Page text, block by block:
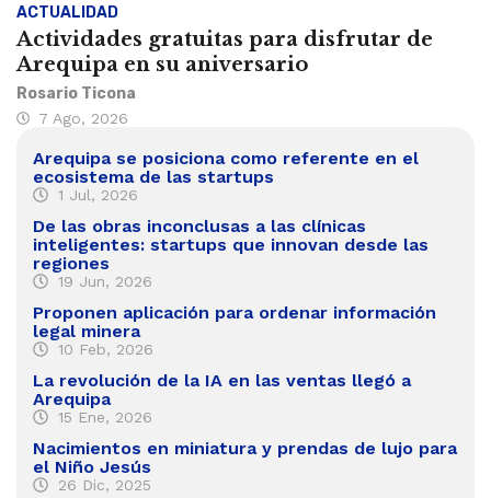
ACTUALIDAD
Actividades gratuitas para disfrutar de
Arequipa en su aniversario
Rosario Ticona
7 Ago, 2026
Arequipa se posiciona como referente en el
ecosistema de las startups
1 Jul, 2026
De las obras inconclusas a las clínicas
inteligentes: startups que innovan desde las
regiones
19 Jun, 2026
Proponen aplicación para ordenar información
legal minera
10 Feb, 2026
La revolución de la IA en las ventas llegó a
Arequipa
15 Ene, 2026
Nacimientos en miniatura y prendas de lujo para
el Niño Jesús
26 Dic, 2025